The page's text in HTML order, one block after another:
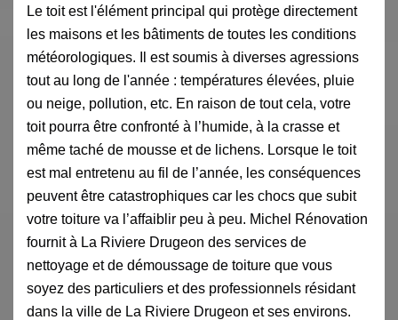
Le toit est l'élément principal qui protège directement
les maisons et les bâtiments de toutes les conditions
météorologiques. Il est soumis à diverses agressions
tout au long de l'année : températures élevées, pluie
ou neige, pollution, etc. En raison de tout cela, votre
toit pourra être confronté à l’humide, à la crasse et
même taché de mousse et de lichens. Lorsque le toit
est mal entretenu au fil de l’année, les conséquences
peuvent être catastrophiques car les chocs que subit
votre toiture va l’affaiblir peu à peu. Michel Rénovation
fournit à La Riviere Drugeon des services de
nettoyage et de démoussage de toiture que vous
soyez des particuliers et des professionnels résidant
dans la ville de La Riviere Drugeon et ses environs.